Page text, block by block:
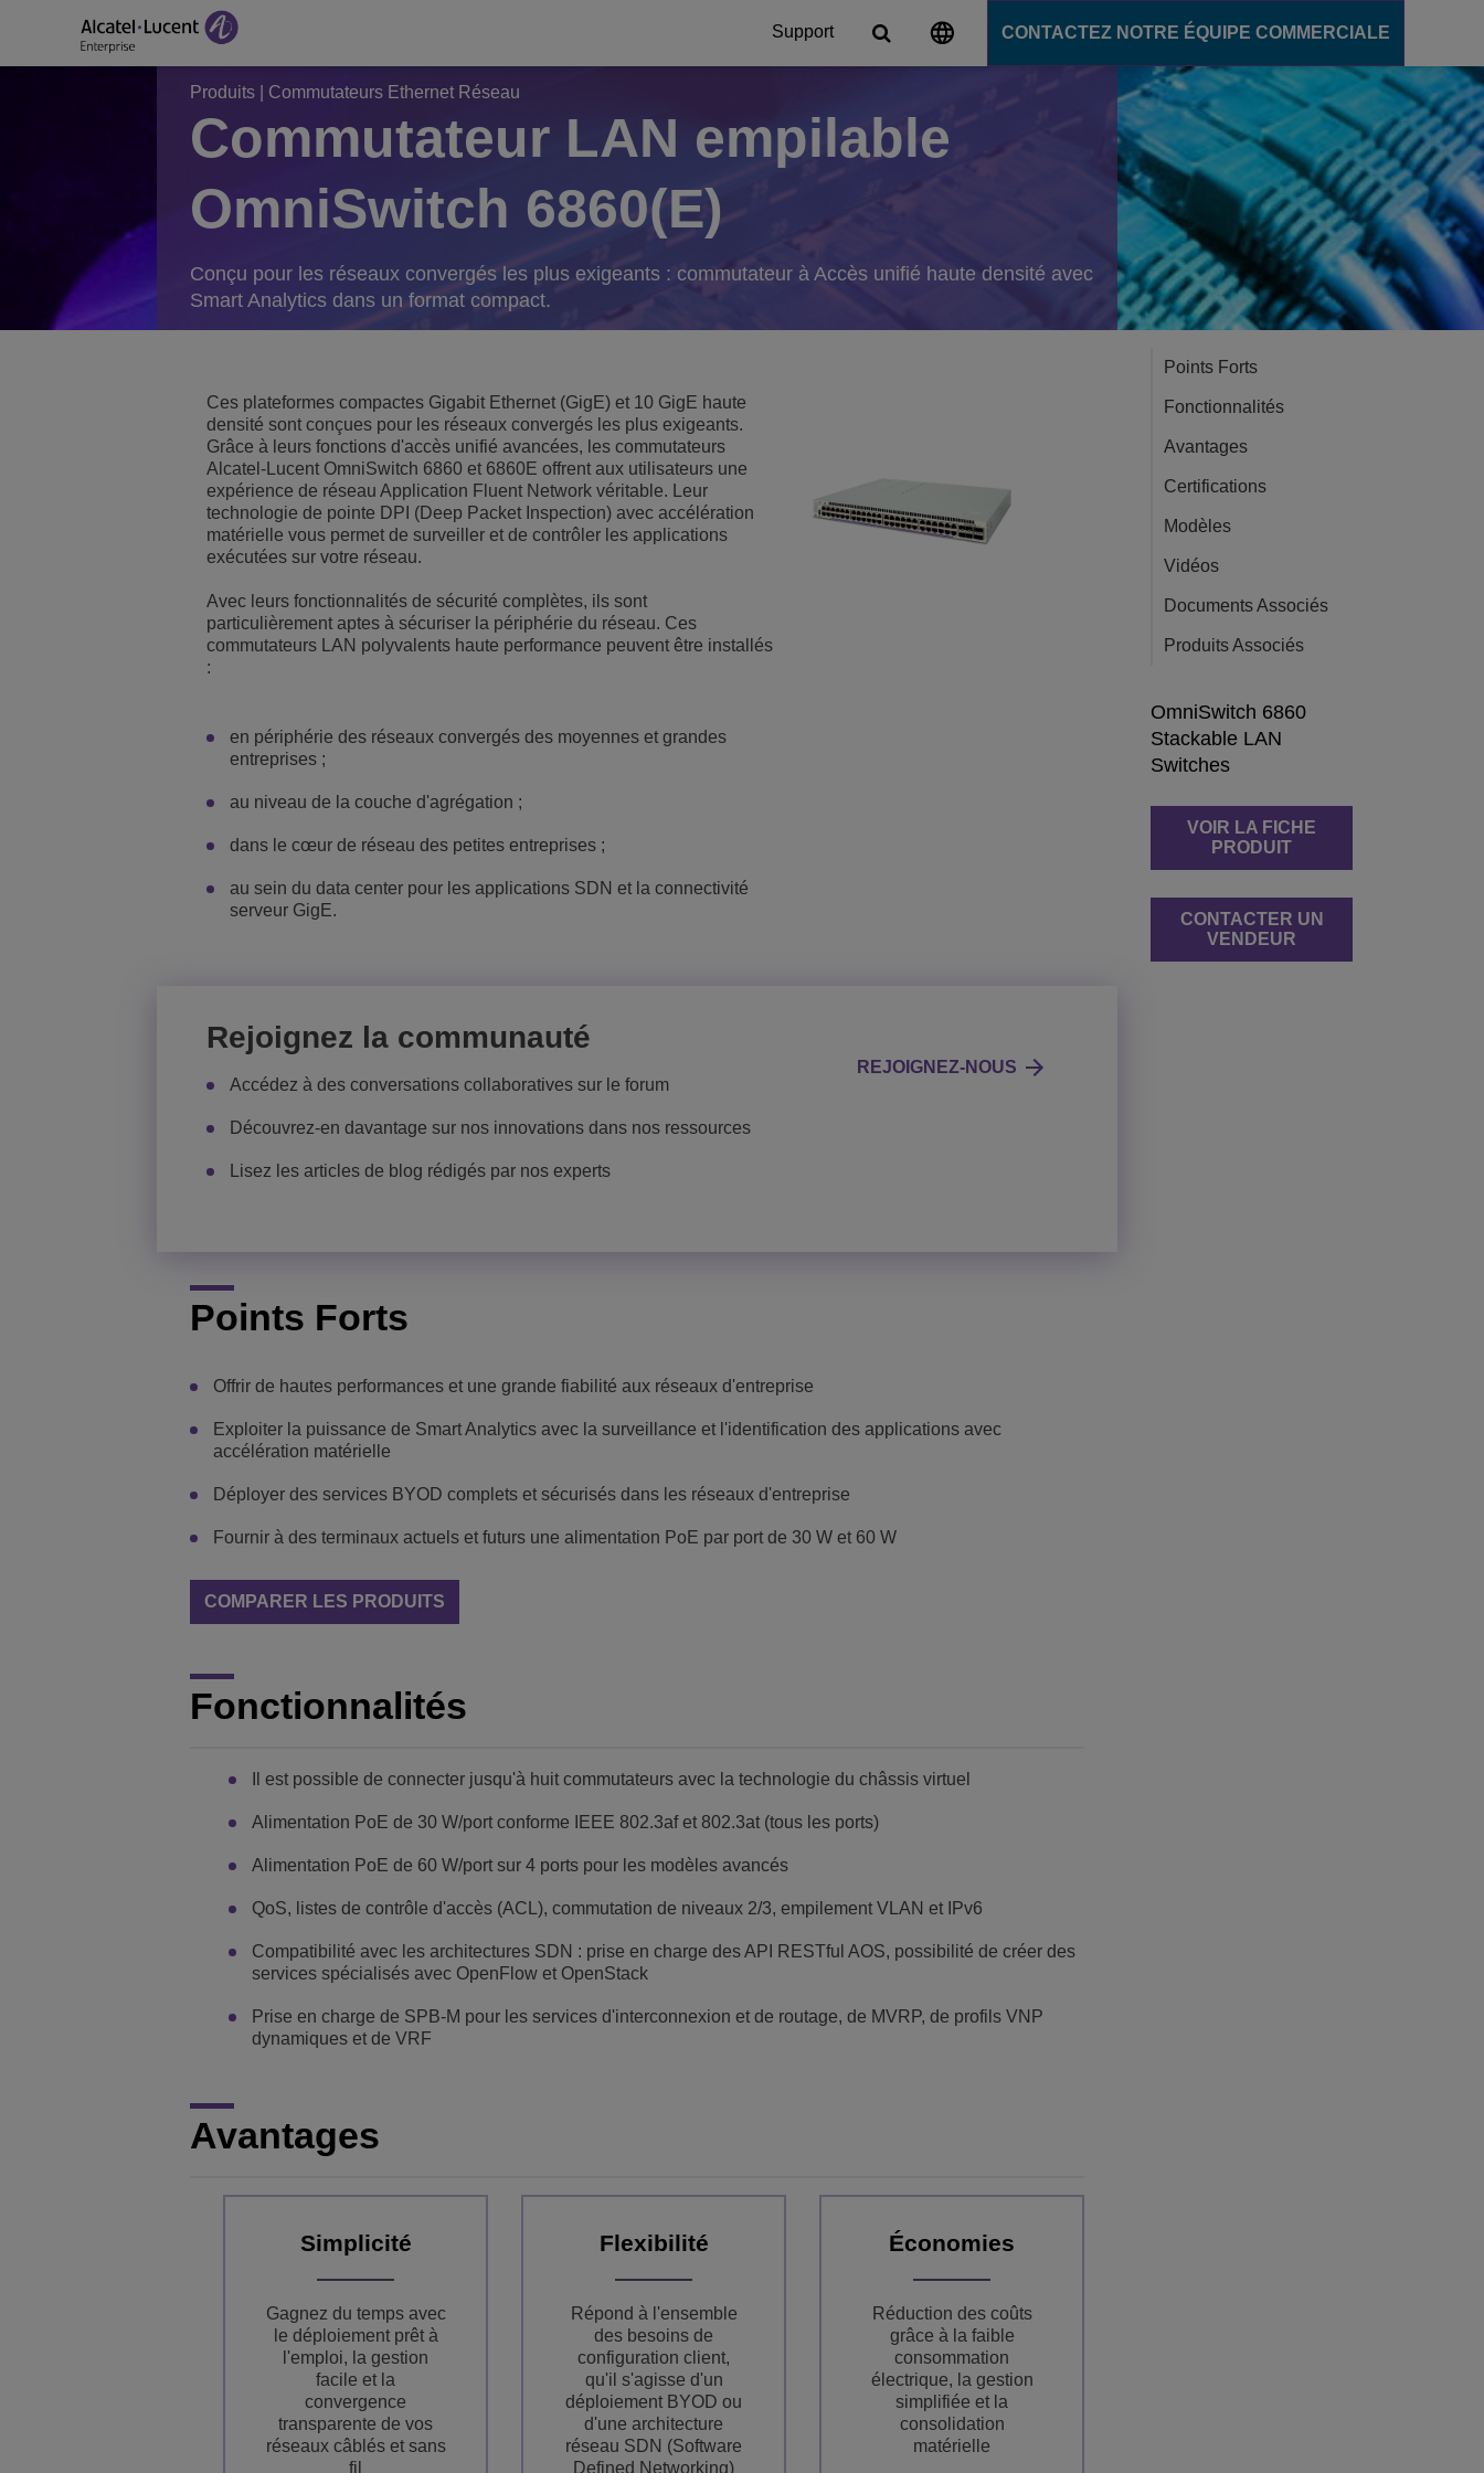
Support CONTACTEZ NOTRE ÉQUIPE COMMERCIALE
Solutions pour le secteur de l'éducation Solutions pour le secteur de l'éducation
Solutions pour le secteur de la fabrication
Solutions pour le secteur du transport
Intégration des écosystèmes
Téléphones, softphones et terminaux mobiles
Gestion de réseau et sécurité
Produits Commutateurs Ethernet Réseau
Commutateur LAN empilable
OmniSwitch 6860(E)
Conçu pour les réseaux convergés les plus exigeants : commutateur à Accès unifié haute densité avec
Smart Analytics dans un format compact.
Ces plateformes compactes Gigabit Ethernet (GigE) et 10 GigE haute
densité sont conçues pour les réseaux convergés les plus exigeants.
Grâce à leurs fonctions d'accès unifié avancées, les commutateurs
Alcatel-Lucent OmniSwitch 6860 et 6860E offrent aux utilisateurs une
expérience de réseau Application Fluent Network véritable. Leur
technologie de pointe DPI (Deep Packet Inspection) avec accélération
matérielle vous permet de surveiller et de contrôler les applications
exécutées sur votre réseau.
Avec leurs fonctionnalités de sécurité complètes, ils sont
particulièrement aptes à sécuriser la périphérie du réseau. Ces
commutateurs LAN polyvalents haute performance peuvent être installés
:
en périphérie des réseaux convergés des moyennes et grandes
entreprises ;
au niveau de la couche d'agrégation ;
dans le cœur de réseau des petites entreprises ;
au sein du data center pour les applications SDN et la connectivité
serveur GigE.
Rejoignez la communauté
Accédez à des conversations collaboratives sur le forum
Découvrez-en davantage sur nos innovations dans nos ressources
Lisez les articles de blog rédigés par nos experts
REJOIGNEZ-NOUS
Points Forts
Offrir de hautes performances et une grande fiabilité aux réseaux d'entreprise
Exploiter la puissance de Smart Analytics avec la surveillance et l'identification des applications avec
accélération matérielle
Déployer des services BYOD complets et sécurisés dans les réseaux d'entreprise
Fournir à des terminaux actuels et futurs une alimentation PoE par port de 30 W et 60 W
COMPARER LES PRODUITS
Fonctionnalités
Il est possible de connecter jusqu'à huit commutateurs avec la technologie du châssis virtuel
Alimentation PoE de 30 W/port conforme IEEE 802.3af et 802.3at (tous les ports)
Alimentation PoE de 60 W/port sur 4 ports pour les modèles avancés
QoS, listes de contrôle d'accès (ACL), commutation de niveaux 2/3, empilement VLAN et IPv6
Compatibilité avec les architectures SDN : prise en charge des API RESTful AOS, possibilité de créer des
services spécialisés avec OpenFlow et OpenStack
Prise en charge de SPB-M pour les services d'interconnexion et de routage, de MVRP, de profils VNP
dynamiques et de VRF
Avantages
Simplicité
Gagnez du temps avec
le déploiement prêt à
l'emploi, la gestion
facile et la
convergence
transparente de vos
réseaux câblés et sans
fil
Flexibilité
Répond à l'ensemble
des besoins de
configuration client,
qu'il s'agisse d'un
déploiement BYOD ou
d'une architecture
réseau SDN (Software
Defined Networking)
Économies
Réduction des coûts
grâce à la faible
consommation
électrique, la gestion
simplifiée et la
consolidation
matérielle
Points Forts
Fonctionnalités
Avantages
Certifications
Modèles
Vidéos
Documents Associés
Produits Associés
OmniSwitch 6860
Stackable LAN
Switches
VOIR LA FICHE
PRODUIT
CONTACTER UN
VENDEUR